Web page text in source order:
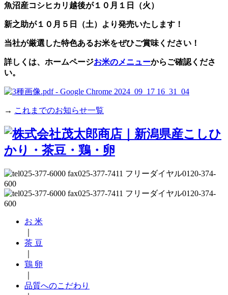
魚沼産コシヒカリ越後が１０月１日（火）
新之助が１０月５日（土）より発売いたします！
当社が厳選した特色あるお米をぜひご賞味ください！
詳しくは、ホームページお米のメニューからご確認くださ
い。
→ これまでのお知らせ一覧
お 米
茶 豆
鶏 卵
品質へのこだわり